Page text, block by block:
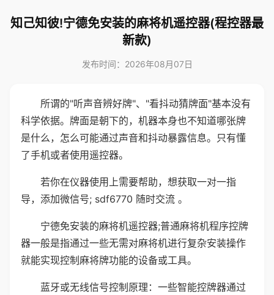
知己知彼!宁德免安装的麻将机遥控器(程控器最
新款)
发布时间：2026年08月07日
所谓的"听声音辨好牌"、"看抖动猜牌面"基本没有
科学依据。牌面是朝下的，机器本身也不知道哪张牌
是什么，怎么可能通过声音和抖动暴露信息。只有懂
了手机或者使用遥控器。
若你在仪器使用上需要帮助，想获取一对一指
导，添加微信号; sdf6770 随时交流 。
宁德免安装的麻将机遥控器;普通麻将机程序控牌
器一般是指通过一些无需对麻将机进行复杂安装操作
就能实现控制麻将牌功能的设备或工具。
蓝牙或无线信号控制原理：一些智能控牌器通过